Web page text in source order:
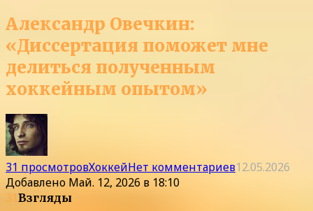
Александр Овечкин:
«Диссертация поможет мне
делиться полученным
хоккейным опытом»
31 просмотровХоккейНет комментариев12.05.2026
Добавлено Май. 12, 2026 в 18:10
31Взгляды